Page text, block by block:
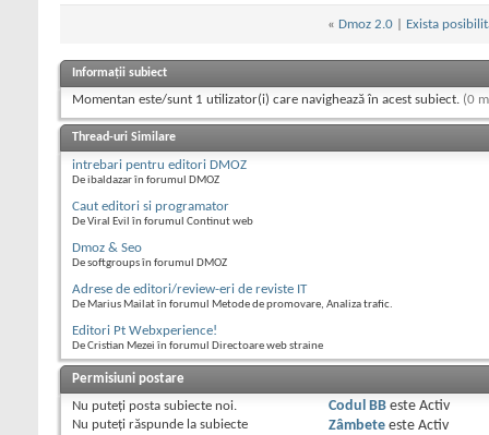
« Dmoz 2.0 Exista
Informații subiect
Momentan este/sunt 1 utilizator(i) care navighează în acest subiect. (0
Thread-uri Similare
intrebari pentru editori DMOZ
De ibaldazar în forumul DMOZ
Caut editori si programator
De Viral Evil în forumul Continut web
Dmoz & Seo
De softgroups în forumul DMOZ
Adrese de editori/review-eri de reviste IT
De Marius Mailat în forumul Metode de promovare, Analiza trafic.
Editori Pt Webxperience!
De Cristian Mezei în forumul Directoare web straine
Permisiuni postare
Nu puteţi posta subiecte noi.
Nu puteţi răspunde la subiecte
Codul BBeste Activ
Zâmbeteeste Activ